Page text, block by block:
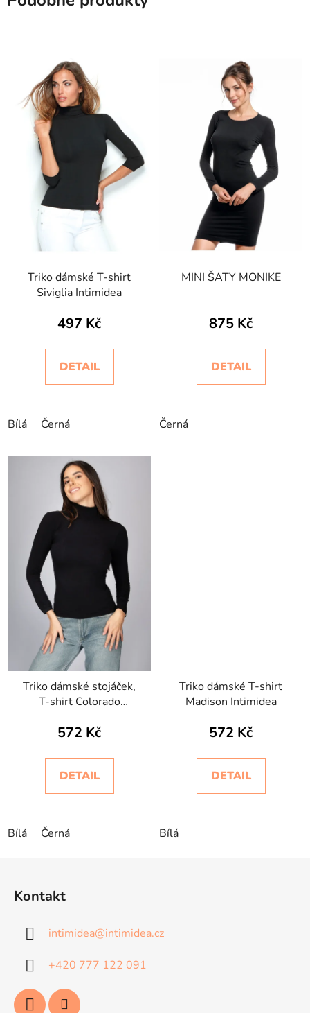
Triko dámské T-shirt
Siviglia Intimidea
497 Kč
DETAIL
Bílá Černá
MINI ŠATY MONIKE
875 Kč
DETAIL
Černá
Triko dámské stojáček,
T-shirt Colorado
572 Kč
DETAIL
Bílá Černá
Triko dámské T-shirt
Madison Intimidea
572 Kč
DETAIL
Bílá
Kontakt
intimidea@intimidea.cz
+420 777 122 091